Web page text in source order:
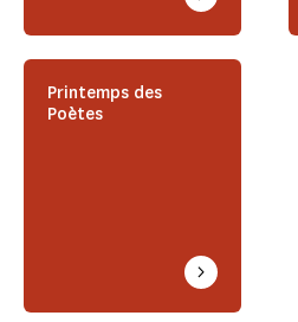
Printemps des
Poètes